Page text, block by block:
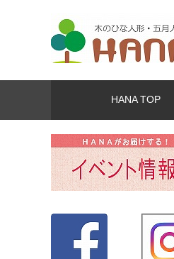
HANA TOP